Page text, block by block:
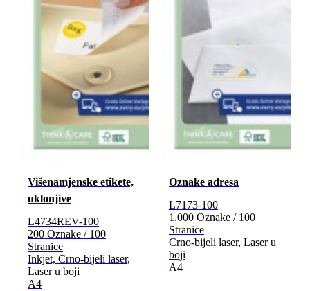
Višenamjenske etikete,
uklonjive
L4734REV-100
200 Oznake / 100
Stranice
Inkjet, Crno-bijeli laser,
Laser u boji
A4
Oznake adresa
L7173-100
1.000 Oznake / 100
Stranice
Crno-bijeli laser, Laser u
boji
A4